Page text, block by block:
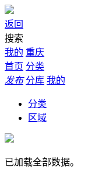
返回
搜索
我的 重庆
首页 分类
发布 分库 我的
分类
区域
已加载全部数据。